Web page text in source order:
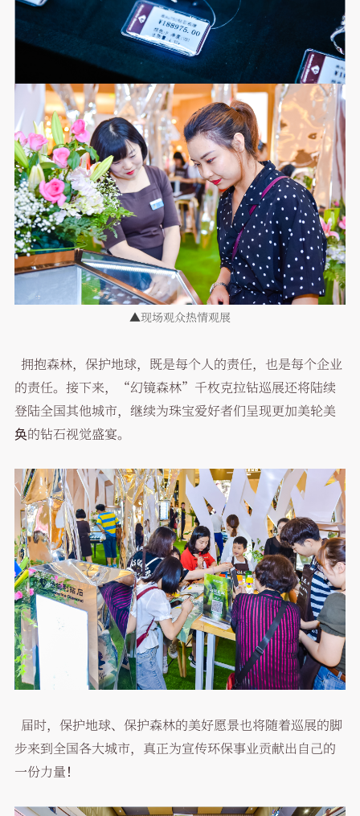
▲现场观众热情观展
拥抱森林，保护地球，既是每个人的责任，也是每个企业
的责任。接下来，“幻镜森林”千枚克拉钻巡展还将陆续
登陆全国其他城市，继续为珠宝爱好者们呈现更加美轮美
奂的钻石视觉盛宴。
届时，保护地球、保护森林的美好愿景也将随着巡展的脚
步来到全国各大城市，真正为宣传环保事业贡献出自己的
一份力量！